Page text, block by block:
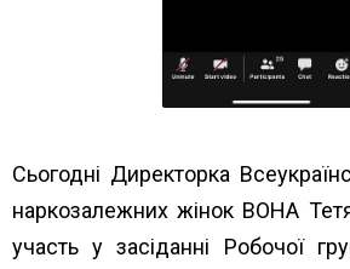
Сьогодні Директорка
наркозалежних жінок ВОНА
участь у засіданні Робочої